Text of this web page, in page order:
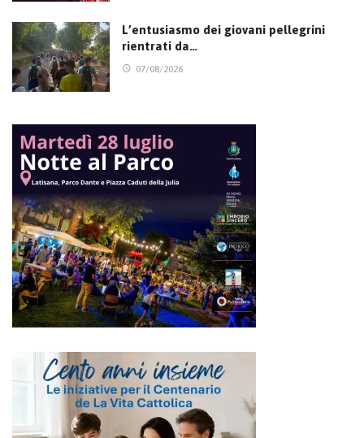
L’entusiasmo dei giovani pellegrini
rientrati da…
07/08/2026